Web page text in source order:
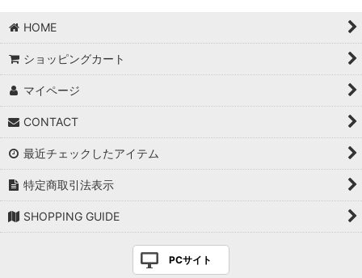
HOME
ショッピングカート
マイページ
CONTACT
最近チェックしたアイテム
特定商取引法表示
SHOPPING GUIDE
PCサイト